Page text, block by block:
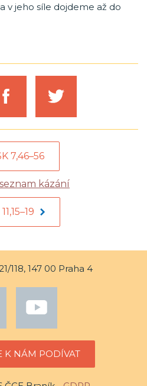
v jeho síle dojdeme až do
7,46–56
kázání
118, 147 00 Praha 4
K NÁM PODÍVAT